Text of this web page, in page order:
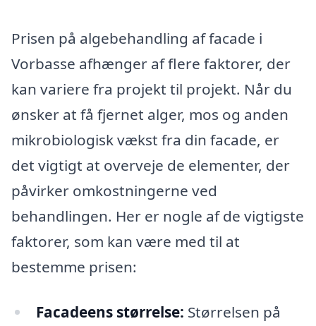
Prisen på algebehandling af facade i
Vorbasse afhænger af flere faktorer, der
kan variere fra projekt til projekt. Når du
ønsker at få fjernet alger, mos og anden
mikrobiologisk vækst fra din facade, er
det vigtigt at overveje de elementer, der
påvirker omkostningerne ved
behandlingen. Her er nogle af de vigtigste
faktorer, som kan være med til at
bestemme prisen:
Facadeens størrelse: Størrelsen på